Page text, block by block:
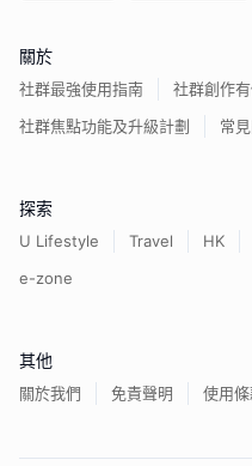
關於
社群最強使用指南
社群創作
社群焦點功能及升級計劃
常
探索
U Lifestyle Travel HK
e-zone
其他
關於我們 免責聲明 使用